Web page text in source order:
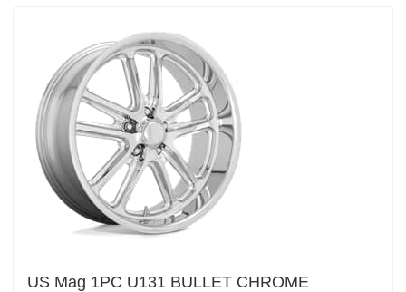
US Mag 1PC U131 BULLET CHROME